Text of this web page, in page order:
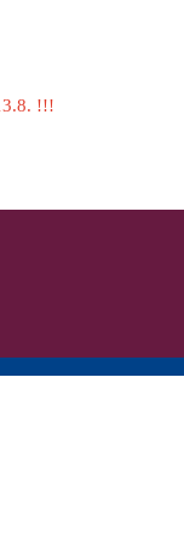
!!!